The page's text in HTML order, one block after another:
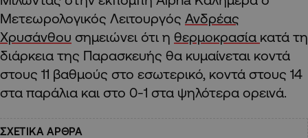
Μετεωρολογικός Λειτουργός Ανδρέας
Χρυσάνθου σημειώνει ότι η θερμοκρασία κατά τη
διάρκεια της Παρασκευής θα κυμαίνεται κοντά
στους 11 βαθμούς στο εσωτερικό, κοντά στους 14
στα παράλια και στο 0-1 στα ψηλότερα ορεινά.
ΣΧΕΤΙΚΑ ΑΡΘΡΑ